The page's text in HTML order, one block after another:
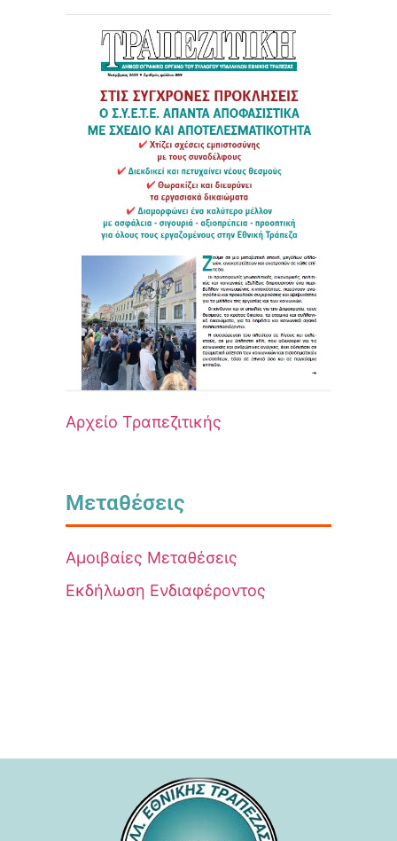
Αρχείο Τραπεζιτικής
Μεταθέσεις
Αμοιβαίες Μεταθέσεις
Εκδήλωση Ενδιαφέροντος